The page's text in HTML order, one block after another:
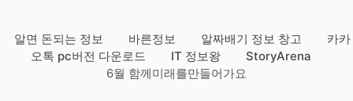
알면 돈되는 정보 바른정보 알짜배기 정보 창고
카카
오톡 pc버전 다운로드
IT 정보왕
StoryArena
6월 함께미래를만들어가요